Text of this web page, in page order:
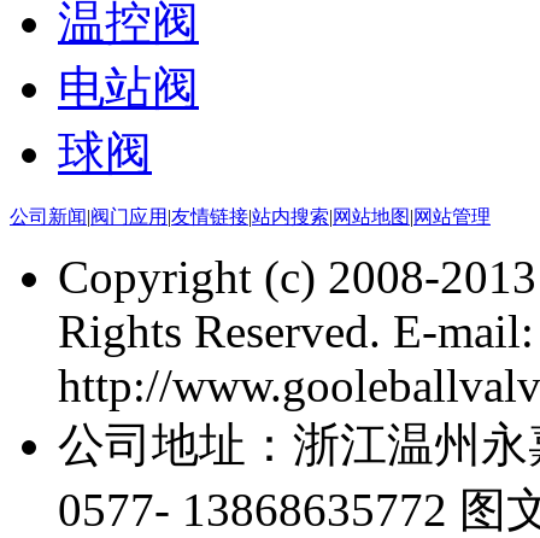
温控阀
电站阀
球阀
公司新闻 阀门应用 友情链接站内搜索 网站地图 网站管理
Copyright (c) 2008-
Rights Reserved. E-
http://
公司地址：浙江温州
0577- 13868635772 图